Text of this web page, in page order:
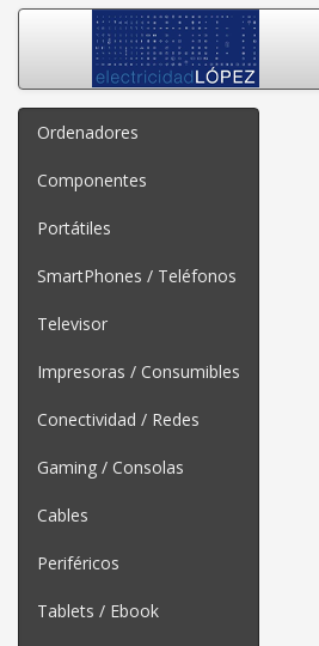
Ordenadores
Componentes
Portátiles
SmartPhones / Teléfonos
Televisor
Impresoras / Consumibles
Conectividad / Redes
Gaming / Consolas
Cables
Periféricos
Tablets / Ebook